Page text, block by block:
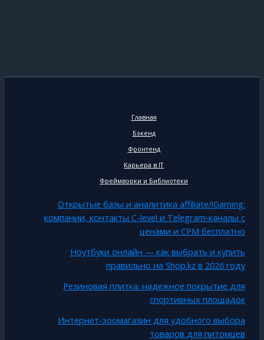
Главная
Бэкенд
Фронтенд
Карьера в IT
Фреймворки и Библиотеки
Открытые базы и аналитика affiliate/iGaming:
компании, контакты C-level и Telegram‑каналы с
ценами и CPM бесплатно
Ноутбуки онлайн — как выбрать и купить
правильно на Shop.kz в 2026 году
Резиновая плитка: надежное покрытие для
спортивных площадок
Интернет-зоомагазин для удобного выбора
товаров для питомцев